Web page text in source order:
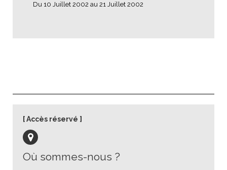
Du 10 Juillet 2002 au 21 Juillet 2002
Où sommes-nous ?
Accès réservé